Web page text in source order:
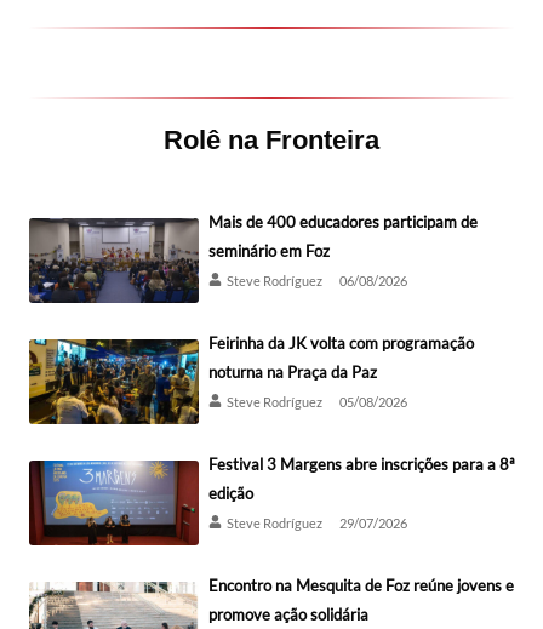
Rolê na Fronteira
Mais de 400 educadores participam de
seminário em Foz
Steve Rodríguez 06/08/2026
Feirinha da JK volta com programação
noturna na Praça da Paz
Steve Rodríguez 05/08/2026
Festival 3 Margens abre inscrições para a 8ª
edição
Steve Rodríguez 29/07/2026
Encontro na Mesquita de Foz reúne jovens e
promove ação solidária